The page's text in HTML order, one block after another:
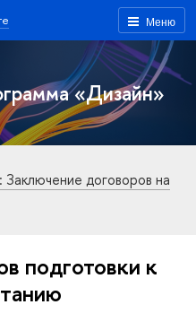
Меню
«Дизайн»
Заключение договоров на
подготовки к